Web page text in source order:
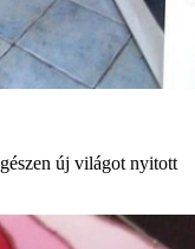
új világot nyitott